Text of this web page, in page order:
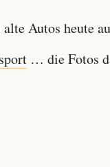
Autos heute
… die Fotos